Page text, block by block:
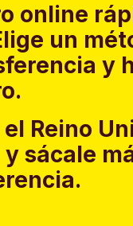
online
un
y
el Reino
y sácale